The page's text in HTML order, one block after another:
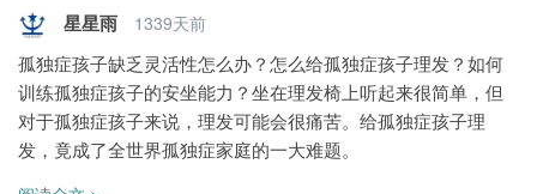
星星雨 1339天前
孤独症孩子缺乏灵活性怎么办？怎么给孤独症孩子理发？如何
训练孤独症孩子的安坐能力？坐在理发椅上听起来很简单，但
对于孤独症孩子来说，理发可能会很痛苦。给孤独症孩子理
发，竟成了全世界孤独症家庭的一大难题。